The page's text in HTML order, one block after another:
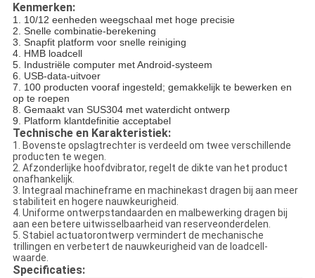
Kenmerken:
1. 10/12 eenheden weegschaal met hoge precisie
2. Snelle combinatie-berekening
3. Snapfit platform voor snelle reiniging
4. HMB loadcell
5. Industriële computer met Android-systeem
6. USB-data-uitvoer
7. 100 producten vooraf ingesteld; gemakkelijk te bewerken en
op te roepen
8. Gemaakt van SUS304 met waterdicht ontwerp
9. Platform klantdefinitie acceptabel
Technische en Karakteristiek:
1. Bovenste opslagtrechter is verdeeld om twee verschillende
producten te wegen.
2. Afzonderlijke hoofdvibrator, regelt de dikte van het product
onafhankelijk.
3. Integraal machineframe en machinekast dragen bij aan meer
stabiliteit en hogere nauwkeurigheid.
4. Uniforme ontwerpstandaarden en malbewerking dragen bij
aan een betere uitwisselbaarheid van reserveonderdelen.
5. Stabiel actuatorontwerp vermindert de mechanische
trillingen en verbetert de nauwkeurigheid van de loadcell-
waarde.
Specificaties: